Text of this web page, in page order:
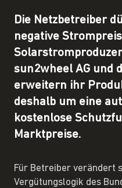
Die Netzbetreiber
negative
sun2wheel AG und
erweitern ihr
deshalb um eine
kostenlose
Marktpreise.
Für Betreiber verändert
Vergütungslogik des